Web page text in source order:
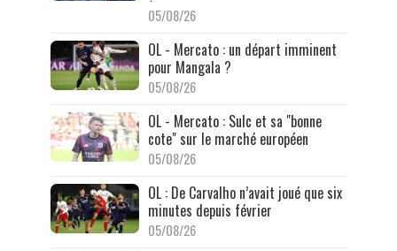
05/08/26
OL - Mercato : un départ imminent
pour Mangala ?
05/08/26
OL - Mercato : Sulc et sa "bonne
cote" sur le marché européen
05/08/26
OL : De Carvalho n’avait joué que six
minutes depuis février
05/08/26